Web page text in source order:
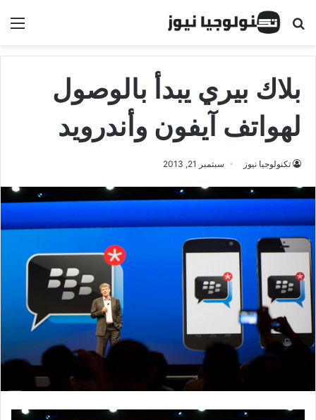
البحث عن
بلاك بيري يبدأ بالوصول
لهواتف آيفون وأندرويد
تكنولوجيا نيوز سبتمبر 21, 2013